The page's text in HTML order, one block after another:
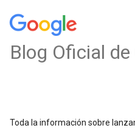
Blog Oficial
Toda la información sobre